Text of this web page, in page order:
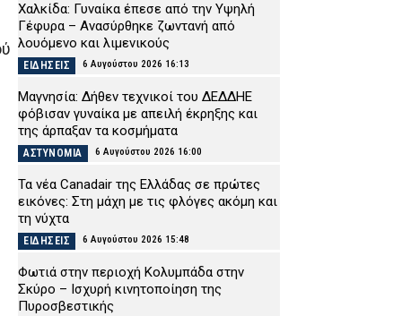
Χαλκίδα: Γυναίκα έπεσε από την Υψηλή
Γέφυρα – Ανασύρθηκε ζωντανή από
λουόμενο και λιμενικούς
ΕΙΔΗΣΕΙΣ 6 Αυγούστου 2026 16:13
Μαγνησία: Δήθεν τεχνικοί του ΔΕΔΔΗΕ
φόβισαν γυναίκα με απειλή έκρηξης και
της άρπαξαν τα κοσμήματα
ΑΣΤΥΝΟΜΙΑ 6 Αυγούστου 2026 16:00
Τα νέα Canadair της Ελλάδας σε πρώτες
εικόνες: Στη μάχη με τις φλόγες ακόμη και
τη νύχτα
ΕΙΔΗΣΕΙΣ 6 Αυγούστου 2026 15:48
Φωτιά στην περιοχή Κολυμπάδα στην
Σκύρο – Ισχυρή κινητοποίηση της
Πυροσβεστικής